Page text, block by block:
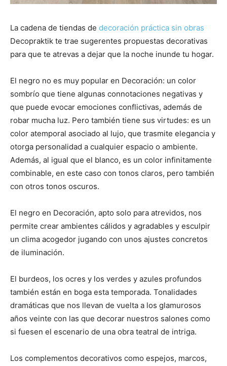
La cadena de tiendas de decoración práctica sin obras
Decopraktik te trae sugerentes propuestas decorativas
para que te atrevas a dejar que la noche inunde tu hogar.
El negro no es muy popular en Decoración: un color
sombrío que tiene algunas connotaciones negativas y
que puede evocar emociones conflictivas, además de
robar mucha luz. Pero también tiene sus virtudes: es un
color atemporal asociado al lujo, que trasmite elegancia y
otorga personalidad a cualquier espacio o ambiente.
Además, al igual que el blanco, es un color infinitamente
combinable, en este caso con tonos claros, pero también
con otros tonos oscuros.
El negro en Decoración, apto solo para atrevidos, nos
permite crear ambientes cálidos y agradables y esculpir
un clima acogedor jugando con unos ajustes concretos
de iluminación.
El burdeos, los ocres y los verdes y azules profundos
también están en boga esta temporada. Tonalidades
dramáticas que nos llevan de vuelta a los glamurosos
años veinte con las que decorar nuestros salones como
si fuesen el escenario de una obra teatral de intriga.
Los complementos decorativos como espejos, marcos,